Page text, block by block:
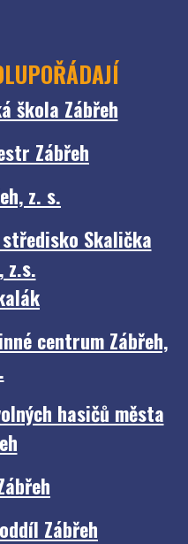
škola Zábřeh
Zábřeh
z. s.
Skalička
z.s.
centrum Zábřeh,
hasičů města
Zábřeh